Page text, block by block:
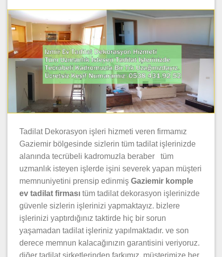
Tadilat Dekorasyon işleri hizmeti veren firmamız
Gaziemir bölgesinde sizlerin tüm tadilat işlerinizde
alanında tecrübeli kadromuzla beraber tüm
uzmanlık isteyen işlerde işini severek yapan müşteri
memnuniyetini prensip edinmiş Gaziemir komple
ev tadilat firması tüm tadilat dekorasyon işlerinizde
güvenle sizlerin işlerinizi yapmaktayız. bizlere
işlerinizi yaptırdığınız taktirde hiç bir sorun
yaşamadan tadilat işleriniz yapılmaktadır. ve son
derece memnun kalacağınızın garantisini veriyoruz.
diğer tadilat şirketlerinden farkımız, müşterimize her